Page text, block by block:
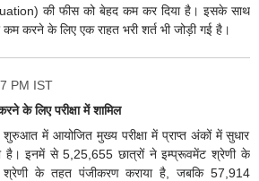
की फीस को बेहद कम कर दिया है। इसके साथ
कम करने के लिए एक राहत भरी शर्त भी जोड़ी गई है।
PM IST
के लिए परीक्षा में शामिल
शुरुआत में आयोजित मुख्य परीक्षा में प्राप्त अंकों में सुधार
है। इनमें से 5,25,655 छात्रों ने इम्प्रूवमेंट श्रेणी के
श्रेणी के तहत पंजीकरण कराया है, जबकि 57,914